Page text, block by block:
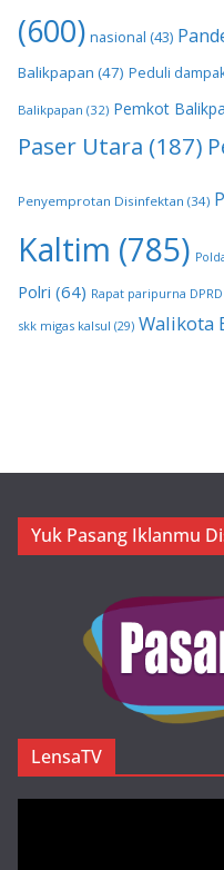
(600) nasional (43)
Balikpapan (47) Peduli
Balikpapan (32) Pemkot
Paser Utara (187)
Penyemprotan Disinfektan (34)
Kaltim (785)
Polri (64) Rapat paripurna DPRD
skk migas kalsul (29) Walikota
Yuk Pasang Iklanmu
LensaTV